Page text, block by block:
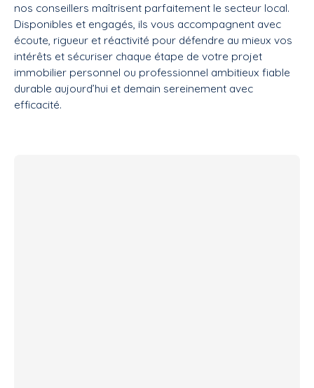
nos conseillers maîtrisent parfaitement le secteur local.
Disponibles et engagés, ils vous accompagnent avec
écoute, rigueur et réactivité pour défendre au mieux vos
intérêts et sécuriser chaque étape de votre projet
immobilier personnel ou professionnel ambitieux fiable
durable aujourd’hui et demain sereinement avec
efficacité.